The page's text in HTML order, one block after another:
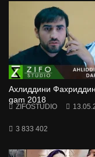
Ахлиддини
gam 2018
ZIFOSTUDIO
3 833 402